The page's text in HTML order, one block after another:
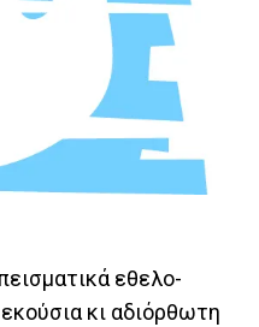
εθελο-
κι αδιόρθωτη